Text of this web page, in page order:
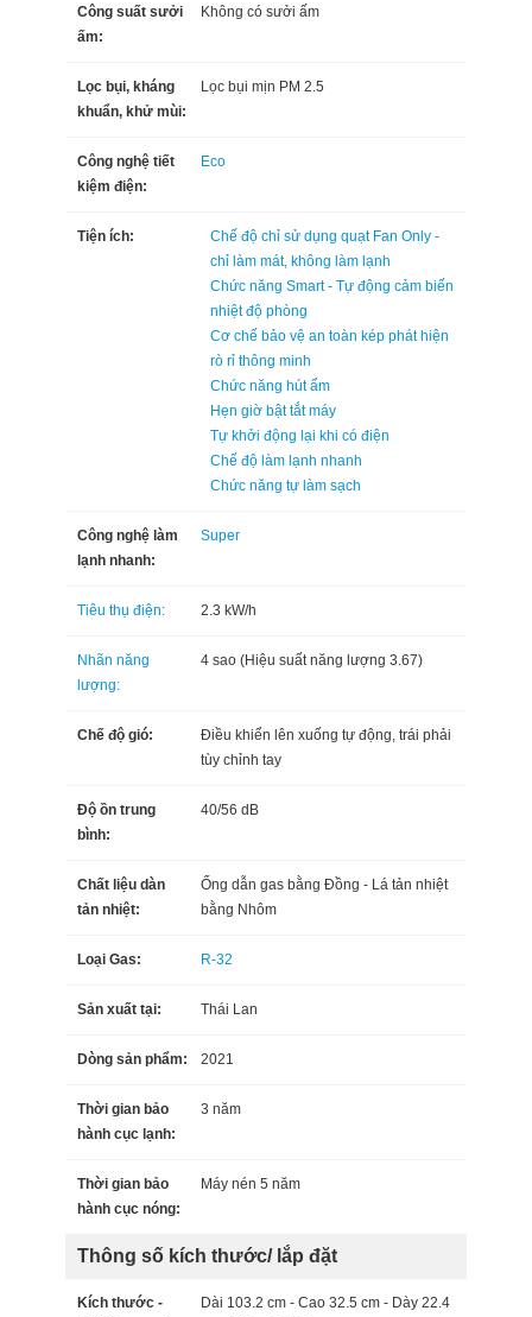
Công suất sưởi
ấm:
Không có sưởi ấm
Lọc bụi, kháng
khuẩn, khử mùi:
Lọc bụi mịn PM 2.5
Công nghệ tiết
kiệm điện:
Eco
Tiện ích:
Chế độ chỉ sử dụng quạt Fan Only -
chỉ làm mát, không làm lạnh
Chức năng Smart - Tự động cảm biến
nhiệt độ phòng
Cơ chế bảo vệ an toàn kép phát hiện
rò rỉ thông minh
Chức năng hút ẩm
Hẹn giờ bật tắt máy
Tự khởi động lại khi có điện
Chế độ làm lạnh nhanh
Chức năng tự làm sạch
Công nghệ làm
lạnh nhanh:
Super
Tiêu thụ điện: 2.3 kW/h
Nhãn năng
lượng:
4 sao (Hiệu suất năng lượng 3.67)
Chế độ gió:
Điều khiển lên xuống tự động, trái phải
tùy chỉnh tay
Độ ồn trung
bình:
40/56 dB
Chất liệu dàn
tản nhiệt:
Ống dẫn gas bằng Đồng - Lá tản nhiệt
bằng Nhôm
Loại Gas: R-32
Sản xuất tại: Thái Lan
Dòng sản phẩm: 2021
Thời gian bảo
hành cục lạnh:
3 năm
Thời gian bảo
hành cục nóng:
Máy nén 5 năm
Thông số kích thước/ lắp đặt
Kích thước -
Dài 103.2 cm - Cao 32.5 cm - Dày 22.4